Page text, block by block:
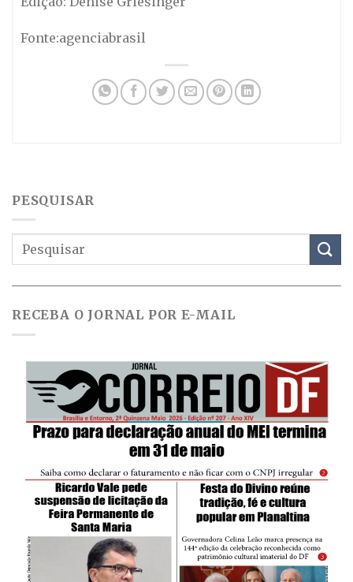
Fonte:agenciabrasil
PESQUISAR
RECEBA O JORNAL POR E-MAIL